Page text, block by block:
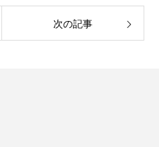
次の記事